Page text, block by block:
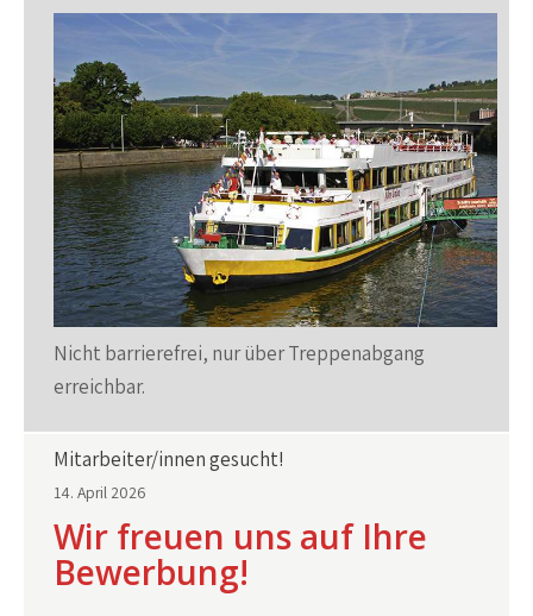
Nicht barrierefrei, nur über Treppenabgang
erreichbar.
Mitarbeiter/innen gesucht!
14. April 2026
Wir freuen uns auf Ihre
Bewerbung!